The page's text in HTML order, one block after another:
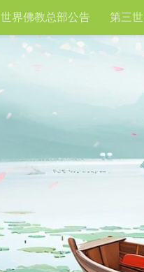
世界佛教总部公告 第三